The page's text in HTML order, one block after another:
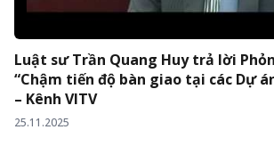
Luật sư Trần Quang Huy trả lời
“Chậm tiến độ bàn giao tại các Dự
– Kênh VITV
25.11.2025